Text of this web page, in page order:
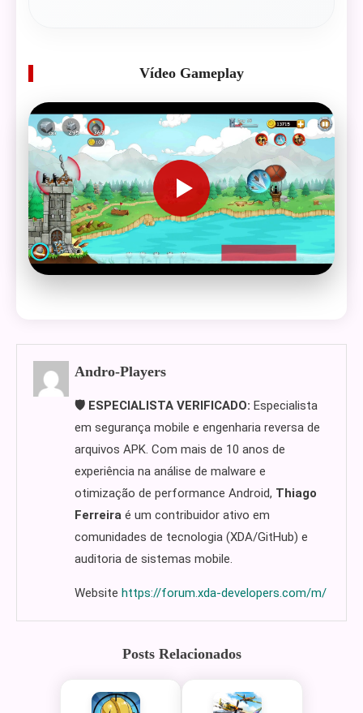
Vídeo Gameplay
Andro-Players
🛡️ ESPECIALISTA VERIFICADO: Especialista
em segurança mobile e engenharia reversa de
arquivos APK. Com mais de 10 anos de
experiência na análise de malware e
otimização de performance Android, Thiago
Ferreira é um contribuidor ativo em
comunidades de tecnologia (XDA/GitHub) e
auditoria de sistemas mobile.
Website https://forum.xda-developers.com/m/
Posts Relacionados